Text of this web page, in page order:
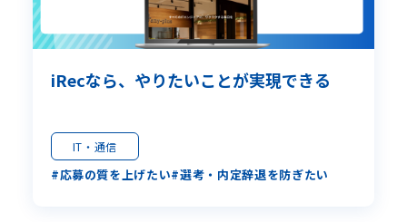
iRecなら、やりたいことが実現できる
IT・通信
応募の質を上げたい 選考・内定辞退を防ぎたい